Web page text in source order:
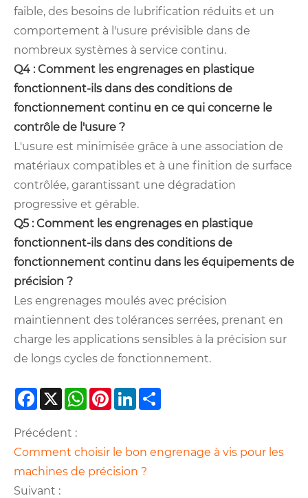
faible, des besoins de lubrification réduits et un
comportement à l'usure prévisible dans de
nombreux systèmes à service continu.
Q4 : Comment les engrenages en plastique
fonctionnent-ils dans des conditions de
fonctionnement continu en ce qui concerne le
contrôle de l'usure ?
L'usure est minimisée grâce à une association de
matériaux compatibles et à une finition de surface
contrôlée, garantissant une dégradation
progressive et gérable.
Q5 : Comment les engrenages en plastique
fonctionnent-ils dans des conditions de
fonctionnement continu dans les équipements de
précision ?
Les engrenages moulés avec précision
maintiennent des tolérances serrées, prenant en
charge les applications sensibles à la précision sur
de longs cycles de fonctionnement.
Facebook
X WhatsApp
PinterestLinkedIn
Précédent :
Comment choisir le bon engrenage à vis pour les
machines de précision ?
Suivant :